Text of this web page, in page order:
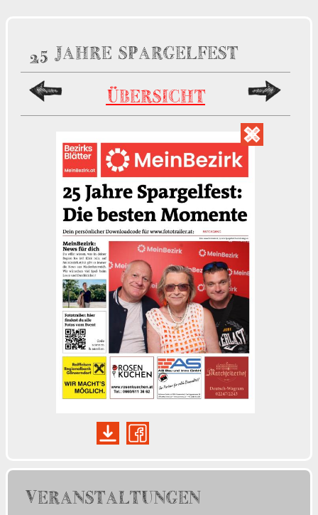
25 JAHRE SPARGELFEST
ÜBERSICHT
VERANSTALTUNGEN